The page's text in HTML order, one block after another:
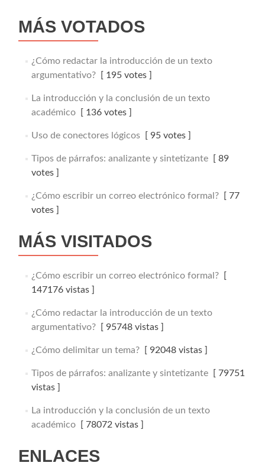
MÁS VOTADOS
¿Cómo redactar la introducción de un texto
argumentativo?[ 195 votes ]
La introducción y la conclusión de un texto
académico[ 136 votes ]
Uso de conectores lógicos[ 95 votes ]
Tipos de párrafos: analizante y sintetizante[ 89
votes ]
¿Cómo escribir un correo electrónico formal?[ 77
votes ]
MÁS VISITADOS
¿Cómo escribir un correo electrónico formal?[
147176 vistas ]
¿Cómo redactar la introducción de un texto
argumentativo?[ 95748 vistas ]
¿Cómo delimitar un tema?[ 92048 vistas ]
Tipos de párrafos: analizante y sintetizante[ 79751
vistas ]
La introducción y la conclusión de un texto
académico[ 78072 vistas ]
ENLACES